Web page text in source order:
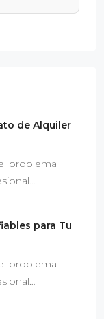
de Alquiler
problema
para Tu
problema